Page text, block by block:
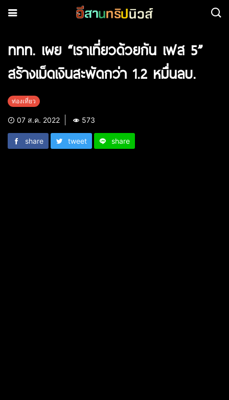
ททท. เผย “เราเที่ยวด้วยกัน เฟส 5”
สร้างเม็ดเงินสะพัดกว่า 1.2 หมื่นลบ.
ท่องเที่ยว
07 ส.ค. 2022 573
share tweet share